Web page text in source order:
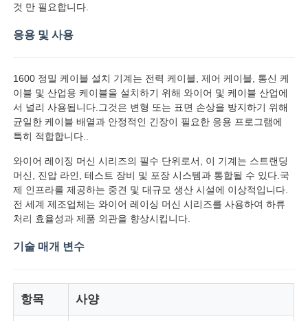
회사 소개
품질 관리
연락처
뉴스
모든 케이스
진압 생산 라인
것 만 필요합니다.
응용 및 사용
1600 정밀 케이블 설치 기계는 전력 케이블, 제어 케이블, 통신 케
이블 및 산업용 케이블을 설치하기 위해 와이어 및 케이블 산업에
서 널리 사용됩니다.그것은 변형 또는 표면 손상을 방지하기 위해
균일한 케이블 배열과 안정적인 긴장이 필요한 응용 프로그램에
특히 적합합니다..
와이어 레이징 머신 시리즈의 필수 단위로서, 이 기계는 스트랜딩
머신, 진압 라인, 테스트 장비 및 포장 시스템과 통합될 수 있다.국
제 인프라를 제공하는 중견 및 대규모 생산 시설에 이상적입니다.
전 세계 제조업체는 와이어 레이싱 머신 시리즈를 사용하여 하류
처리 효율성과 제품 외관을 향상시킵니다.
기술 매개 변수
항목 사양